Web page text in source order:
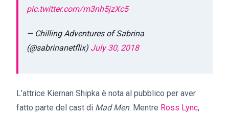
pic.twitter.com/m3nh5jzXc5
— Chilling Adventures of Sabrina
(@sabrinanetflix) July 30, 2018
L’attrice Kiernan Shipka è nota al pubblico per aver
fatto parte del cast di Mad Men. Mentre Ross Lync,